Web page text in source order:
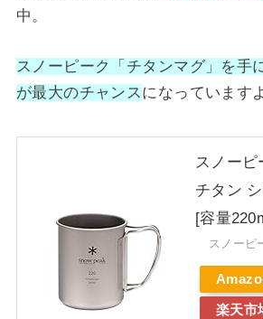
中。
スノーピーク「チタンマグ」を手
が最大のチャンスになっています
スノー
チタン
[容量
スノーピ
楽天市